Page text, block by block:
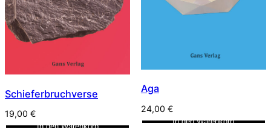
Schieferbruchverse
19,00 €
In den Warenkorb
Aga
24,00 €
In den Warenkorb